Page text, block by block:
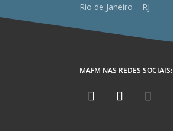
Rio de Janeiro – RJ
MAFM NAS REDES SOCIAIS: